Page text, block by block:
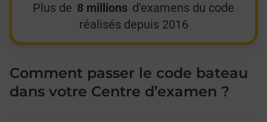
Plus de 8 millions d'examens du code
réalisés depuis 2016
Comment passer le code bateau
dans votre Centre d’examen ?